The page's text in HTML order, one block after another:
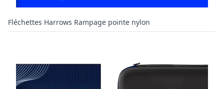
Fléchettes Harrows Rampage pointe nylon